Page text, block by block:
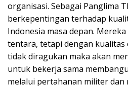
organisasi. Sebagai Panglima
berkepentingan terhadap
Indonesia masa depan.
tentara, tetapi dengan kualitas
tidak diragukan maka akan
untuk bekerja sama
melalui pertahanan militer dan